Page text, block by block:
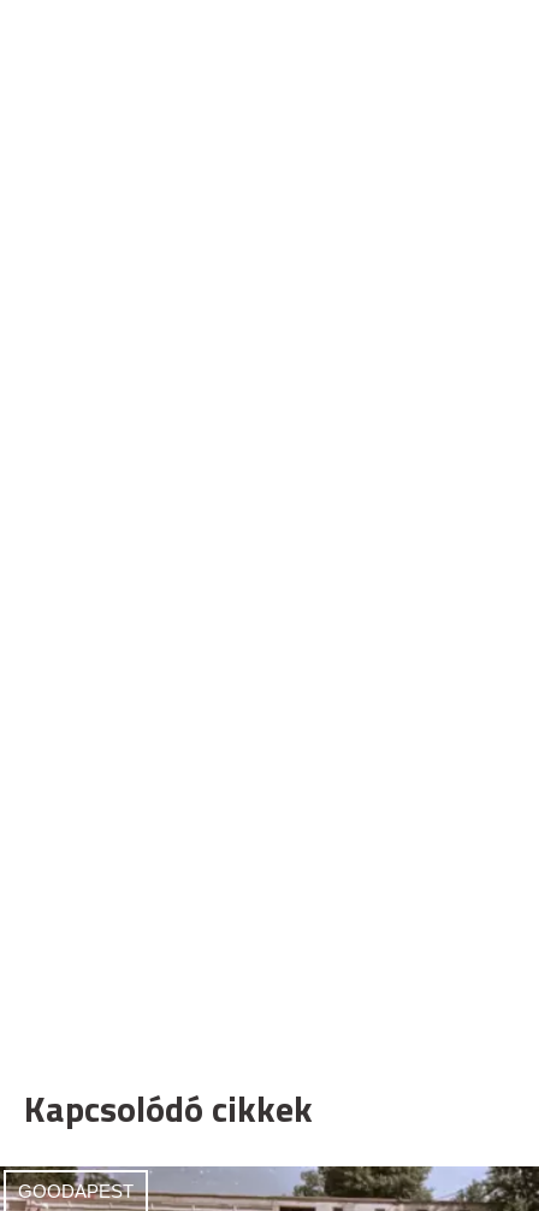
Kapcsolódó cikkek
GOODAPEST